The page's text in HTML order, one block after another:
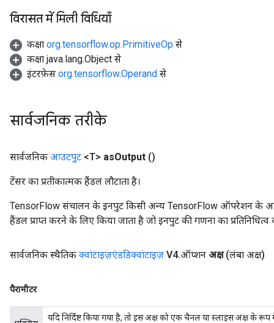
विरासत में मिली विधियाँ
कक्षा org.tensorflow.op.PrimitiveOp से
कक्षा java.lang.Object से
इंटरफ़ेस org.tensorflow.Operand से
सार्वजनिक तरीके
सार्वजनिक आउटपुट <T> asOutput ()
टेंसर का प्रतीकात्मक हैंडल लौटाता है।
TensorFlow संचालन के इनपुट किसी अन्य TensorFlow ऑपरेशन के
हैंडल प्राप्त करने के लिए किया जाता है जो इनपुट की गणना का प्रतिनिधित्व
सार्वजनिक स्थैतिक क्वांटाइज़एंडडिक्वांटाइज़ V4.ऑप्शन अक्ष (लंबा अक्ष)
पैरामीटर
यदि निर्दिष्ट किया गया है, तो इस अक्ष को एक चैनल या स्लाइस अक्ष के